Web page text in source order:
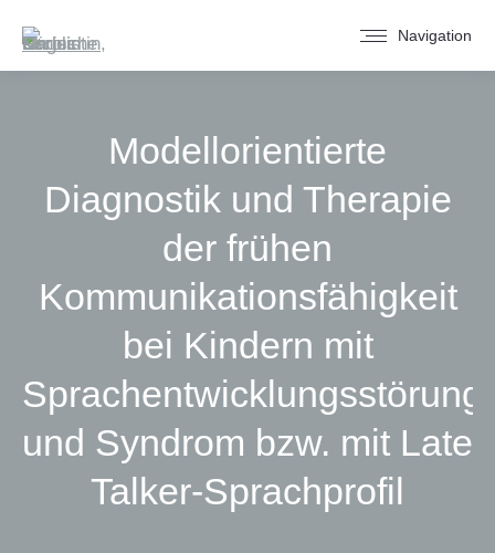
Navigation
Modellorientierte
Diagnostik und Therapie
der frühen
Kommunikationsfähigkeit
bei Kindern mit
Sprachentwicklungsstörung
und Syndrom bzw. mit Late
Talker-Sprachprofil